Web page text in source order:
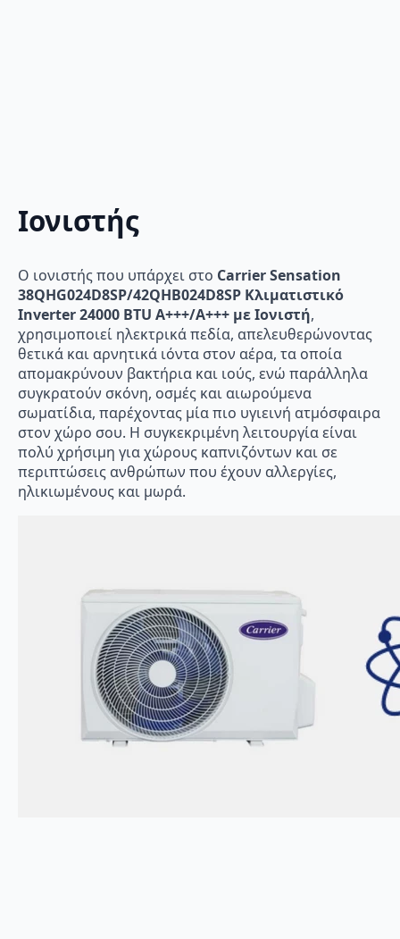
Ιονιστής
Ο ιονιστής που υπάρχει στο Carrier Sensation
38QHG024D8SP/42QHB024D8SP Κλιματιστικό
Inverter 24000 BTU A+++/A+++ με Ιονιστή,
χρησιμοποιεί ηλεκτρικά πεδία, απελευθερώνοντας
θετικά και αρνητικά ιόντα στον αέρα, τα οποία
απομακρύνουν βακτήρια και ιούς, ενώ παράλληλα
συγκρατούν σκόνη, οσμές και αιωρούμενα
σωματίδια, παρέχοντας μία πιο υγιεινή ατμόσφαιρα
στον χώρο σου. Η συγκεκριμένη λειτουργία είναι
πολύ χρήσιμη για χώρους καπνιζόντων και σε
περιπτώσεις ανθρώπων που έχουν αλλεργίες,
ηλικιωμένους και μωρά.